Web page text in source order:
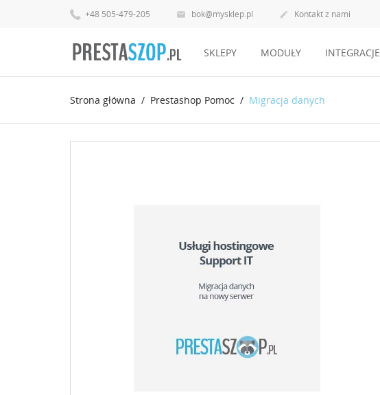
+48 505-479-205  bok@mysklep.pl  Kontakt z nami
SKLEPY MODUŁY INTEGRACJE
Strona główna Prestashop Pomoc Migracja danych